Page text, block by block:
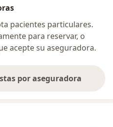
pacientes particulares.
para reservar, o
acepte su aseguradora.
por aseguradora